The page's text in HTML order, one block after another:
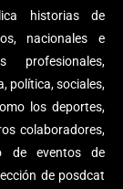
historias de
nacionales e
profesionales,
política, sociales,
los deportes,
colaboradores,
de eventos de
de posdcat